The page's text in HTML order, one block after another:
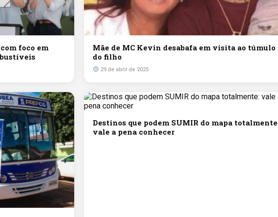
foco em
Mãe de MC Kevin desabafa em visita ao túmulo
do filho
29 de abril de 2025
Destinos que podem SUMIR do mapa
vale a pena conhecer